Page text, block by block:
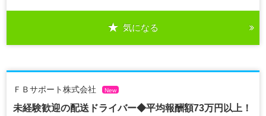
気になる
ＦＢサポート株式会社 New
未経験歓迎の配送ドライバー◆平均報酬額73万円以上！